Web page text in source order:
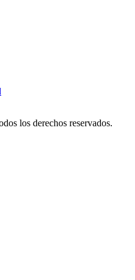
los derechos reservados.